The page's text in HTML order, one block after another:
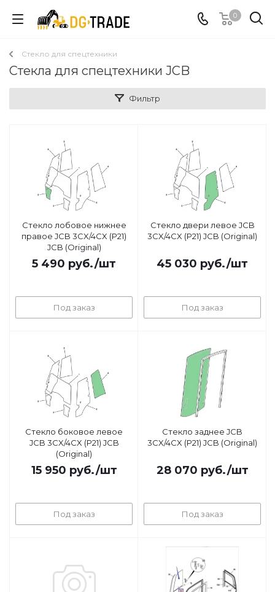
0
Стекло для спецтехники
Стекла для спецтехники JCB
Фильтр
Стекло лобовое нижнее
правое JCB 3CX/4CX (Р21)
JCB (Original)
5 490 руб./шт
Под заказ
Стекло двери левое JCB
3CX/4CX (Р21) JCB (Original)
45 030 руб./шт
Под заказ
Стекло боковое левое
JCB 3CX/4CX (Р21) JCB
(Original)
15 950 руб./шт
Под заказ
Стекло заднее JCB
3CX/4CX (Р21) JCB (Original)
28 070 руб./шт
Под заказ